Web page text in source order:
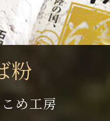
粉
め工房